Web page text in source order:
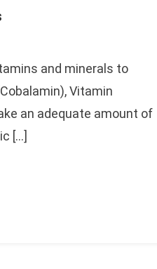
and minerals to
Vitamin
an adequate amount of
[…]